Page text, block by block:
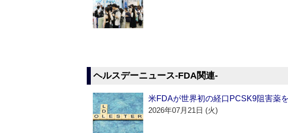
ヘルスデーニュース‐FDA関連‐
米FDAが世界初の経口PCSK9阻害薬
2026年07月21日 (火)